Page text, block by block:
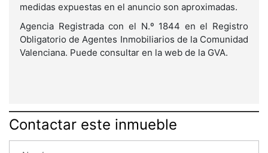
medidas expuestas en el anuncio son aproximadas.
Agencia Registrada con el N.º 1844 en el Registro
Obligatorio de Agentes Inmobiliarios de la Comunidad
Valenciana. Puede consultar en la web de la GVA.
Contactar este inmueble